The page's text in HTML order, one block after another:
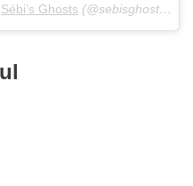
Sébi’s Ghosts (@sebisghosts) le